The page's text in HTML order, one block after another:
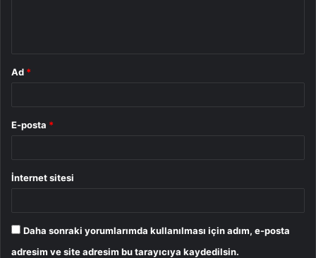
Ad *
E-posta *
İnternet sitesi
Daha sonraki yorumlarımda kullanılması için adım, e-posta
adresim ve site adresim bu tarayıcıya kaydedilsin.